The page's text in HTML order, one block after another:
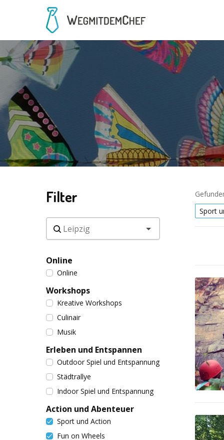
Filter
Online
Online
Workshops
Kreative Workshops
Culinair
Musik
Erleben und Entspannen
Outdoor Spiel und Entspannung
Städtrallye
Indoor Spiel und Entspannung
Action und Abenteuer
Sport und Action
Fun on Wheels
Sport